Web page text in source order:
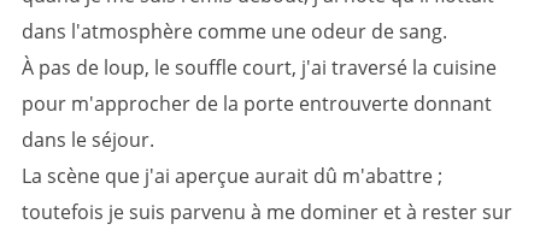
dans l'atmosphère comme une odeur de sang.
À pas de loup, le souffle court, j'ai traversé la cuisine
pour m'approcher de la porte entrouverte donnant
dans le séjour.
La scène que j'ai aperçue aurait dû m'abattre ;
toutefois je suis parvenu à me dominer et à rester sur